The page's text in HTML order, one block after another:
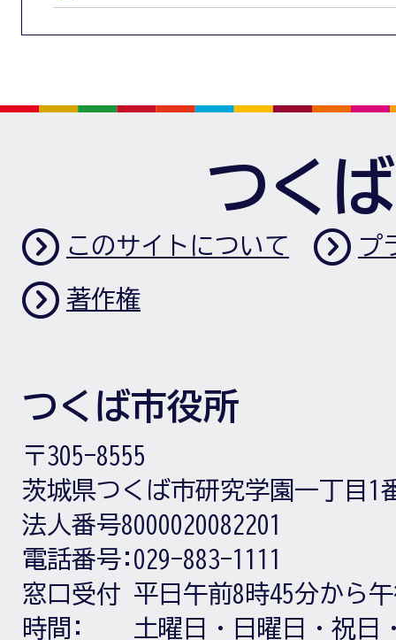
つく
このサイトについて プ
著作権
つくば市役所
〒305-8555
茨城県つくば市研究学園一丁目1
法人番号8000020082201
電話番号: 029-883-1111
窓口受付
時間:
平日午前8時45分から
土曜日・日曜日・祝日